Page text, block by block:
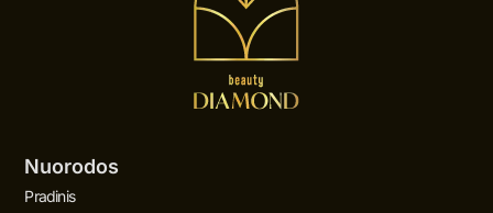
Nuorodos
Pradinis